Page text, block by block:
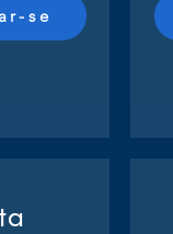
se